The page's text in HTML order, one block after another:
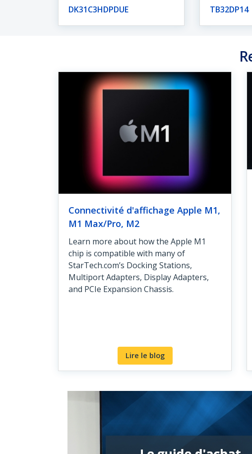
DK31C3HDPDUE TB32DP14
Connectivité d'affichage Apple M1,
M1 Max/Pro, M2
Learn more about how the Apple M1
chip is compatible with many of
StarTech.com’s Docking Stations,
Multiport Adapters, Display Adapters,
and PCIe Expansion Chassis.
Lire le blog